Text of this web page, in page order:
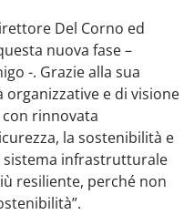
Del Corno ed
nuova fase –
-. Grazie alla sua
organizzative e di visione
rinnovata
la sostenibilità e
sistema infrastrutturale
resiliente, perché non